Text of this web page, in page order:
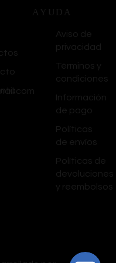
AYUDA
Aviso de
privacidad
Términos y
condiciones
Información
de pago
Políticas
de envíos
Políticas de
devoluciones
y reembolsos